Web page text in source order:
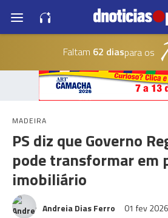
Faltam 62 diaspara os
MADEIRA
PS diz que Governo
pode transformar em
imobiliário
Andreia Dias Ferro 01 fev 2026